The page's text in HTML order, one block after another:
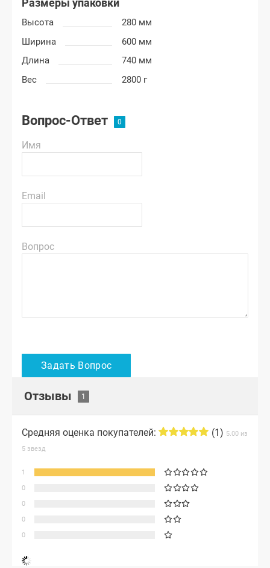
Размеры упаковки
Высота
280 мм
Ширина
600 мм
Длина
740 мм
Вес
2800 г
Вопрос-Ответ
Имя
Email
Вопрос
Отзывы
Средняя оценка покупателей: (1) 5.00 из
5 звезд
1
0
0
0
0